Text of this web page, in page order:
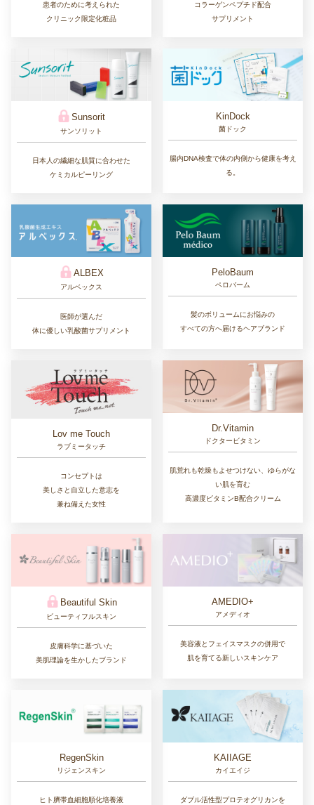
患者のために考えられた
クリニック限定化粧品
コラーゲンペプチド配合
サプリメント
Sunsorit
サンソリット
日本人の繊細な肌質に合わせた
ケミカルピーリング
KinDock
菌ドック
腸内DNA検査で体の内側から健康を考え
る。
ALBEX
アルベックス
医師が選んだ
体に優しい乳酸菌サプリメント
PeloBaum
ペロバーム
髪のボリュームにお悩みの
すべての方へ届けるヘアブランド
Lov me Touch
ラブミータッチ
コンセプトは
美しさと自立した意志を
兼ね備えた女性
Dr.Vitamin
ドクタービタミン
肌荒れも乾燥もよせつけない、ゆらがな
い肌を育む
高濃度ビタミンB配合クリーム
Beautiful Skin
ビューティフルスキン
皮膚科学に基づいた
美肌理論を生かしたブランド
AMEDIO+
アメディオ
美容液とフェイスマスクの併用で
肌を育てる新しいスキンケア
RegenSkin
リジェンスキン
ヒト臍帯血細胞順化培養液
KAIIAGE
カイエイジ
ダブル活性型プロテオグリカンを